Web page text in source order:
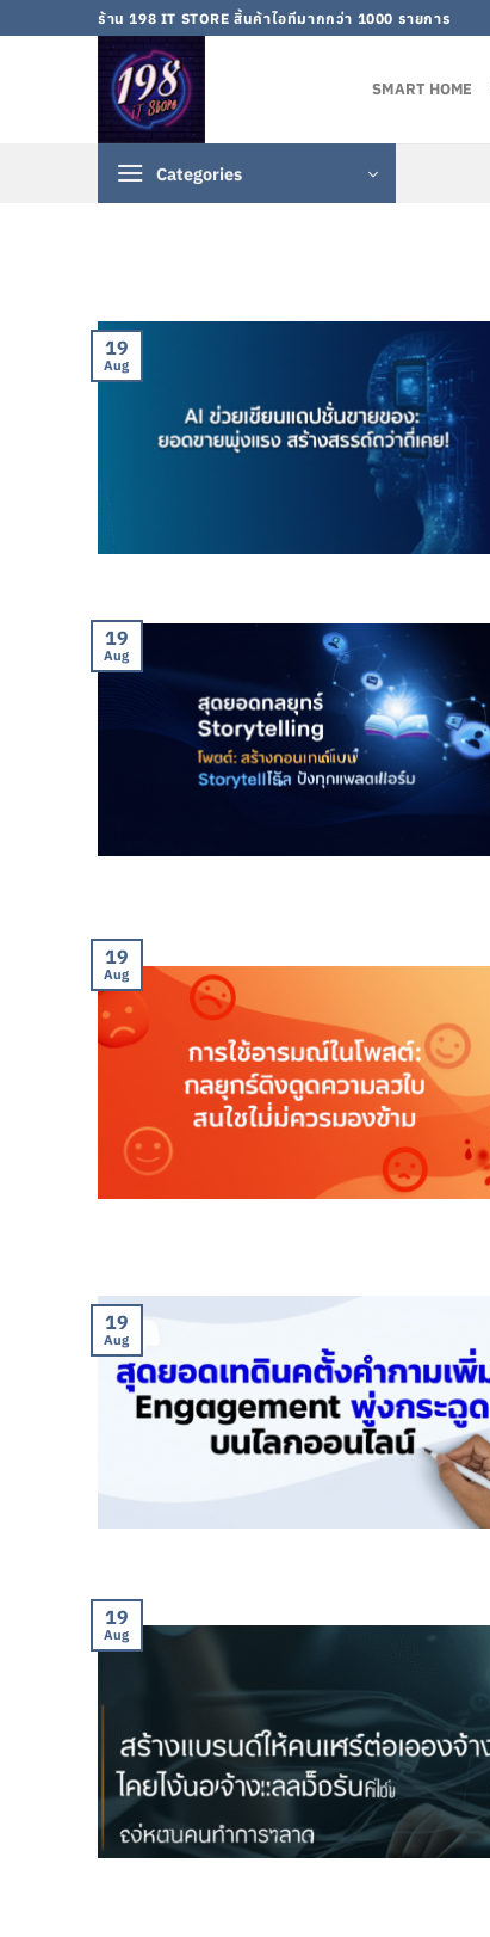
to
ร้าน 198 IT STORE สิ้นค้าไอทีมากกว่า 1000 รายการ
SMART HOME
Categories
19
Aug
19
Aug
19
Aug
19
Aug
19
Aug